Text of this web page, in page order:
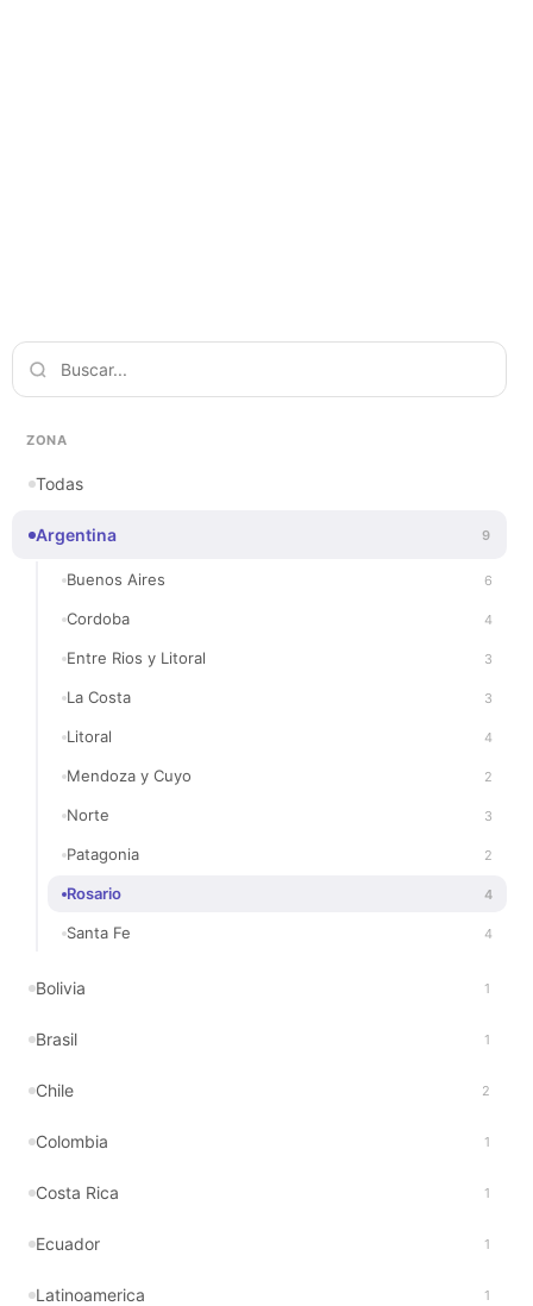
ZONA
Todas
Argentina 9
Buenos Aires 6
Cordoba 4
Entre Rios y Litoral 3
La Costa 3
Litoral 4
Mendoza y Cuyo 2
Norte 3
Patagonia 2
Rosario 4
Santa Fe 4
Bolivia 1
Brasil 1
Chile 2
Colombia 1
Costa Rica 1
Ecuador 1
Latinoamerica 1